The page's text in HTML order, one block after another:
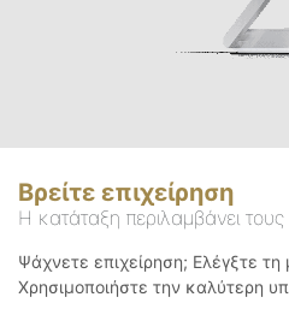
Βρείτε επιχείρηση
Η κατάταξη περιλαμβάνει
Ψάχνετε επιχείρηση; Ελέγξτε
Χρησιμοποιήστε την καλύτερη